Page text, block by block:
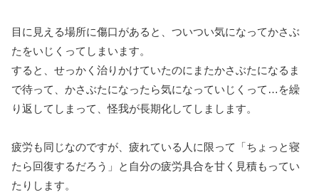
目に見える場所に傷口があると、ついつい気になってかさぶ
たをいじくってしまいます。
すると、せっかく治りかけていたのにまたかさぶたになるま
で待って、かさぶたになったら気になっていじくって…を繰
り返してしまって、怪我が長期化してしまします。
疲労も同じなのですが、疲れている人に限って「ちょっと寝
たら回復するだろう」と自分の疲労具合を甘く見積もってい
たりします。